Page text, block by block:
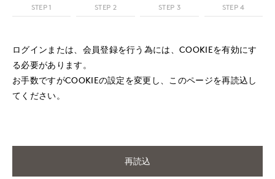
STEP 1 STEP 2 STEP 3 STEP 4
ログインまたは、会員登録を行う為には、COOKIEを有効にす
る必要があります。
お手数ですがCOOKIEの設定を変更し、このページを再読込し
てください。
再読込